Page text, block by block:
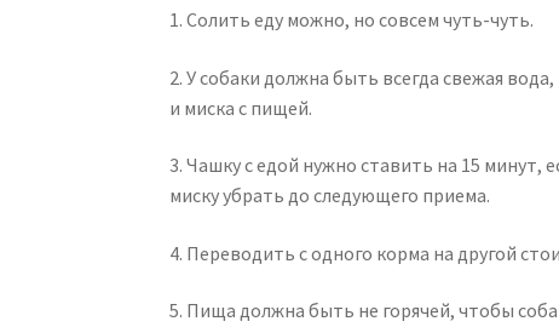
1. Солить еду можно, но совсем чуть-чуть.
2. У собаки должна быть всегда свежая
и миска с пищей.
3. Чашку с едой нужно ставить на 15 минут,
миску убрать до следующего приема.
4. Переводить с одного корма на другой
5. Пища должна быть не горячей, чтобы